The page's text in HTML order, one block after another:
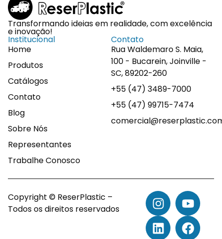
Transformando ideias em realidade, com excelência
e inovação!
Institucional
Home
Produtos
Catálogos
Contato
Blog
Sobre Nós
Representantes
Trabalhe Conosco
Contato
Rua Waldemaro S. Maia,
100 - Bucarein, Joinville -
SC, 89202-260
+55 (47) 3489-7000
+55 (47) 99715-7474
Copyright © ReserPlastic –
Todos os direitos reservados